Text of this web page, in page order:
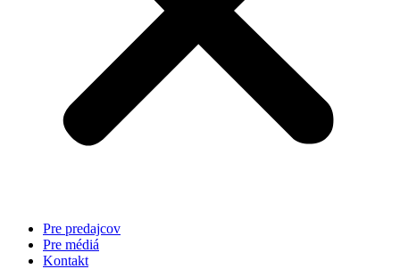
Pre predajcov
Pre médiá
Kontakt